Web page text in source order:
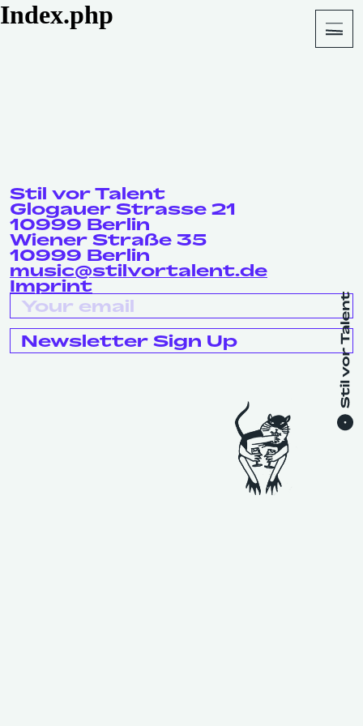
About
Index.php
Stil vor Talent
Glogauer Strasse 21
10999 Berlin
Wiener Straße 35
10999 Berlin
music@stilvortalent.de
Imprint